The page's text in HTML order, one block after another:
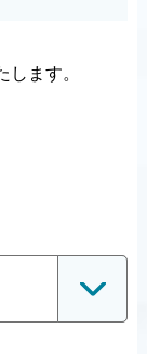
ます。